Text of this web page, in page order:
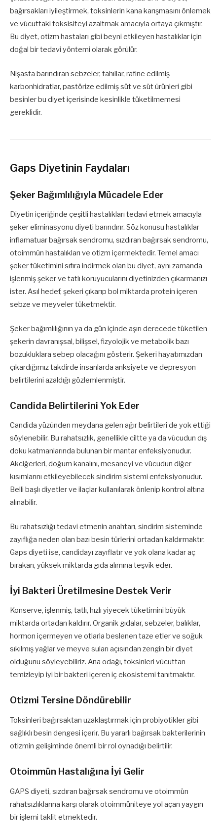
bağırsakları iyileştirmek, toksinlerin kana karışmasını önlemek
ve vücuttaki toksisiteyi azaltmak amacıyla ortaya çıkmıştır.
Bu diyet, otizm hastaları gibi beyni etkileyen hastalıklar için
doğal bir tedavi yöntemi olarak görülür.
Nişasta barındıran sebzeler, tahıllar, rafine edilmiş
karbonhidratlar, pastörize edilmiş süt ve süt ürünleri gibi
besinler bu diyet içerisinde kesinlikle tüketilmemesi
gereklidir.
Gaps Diyetinin Faydaları
Şeker Bağımlılığıyla Mücadele Eder
Diyetin içeriğinde çeşitli hastalıkları tedavi etmek amacıyla
şeker eliminasyonu diyeti barındırır. Söz konusu hastalıklar
inflamatuar bağırsak sendromu, sızdıran bağırsak sendromu,
otoimmün hastalıkları ve otizm içermektedir. Temel amacı
şeker tüketimini sıfıra indirmek olan bu diyet, aynı zamanda
işlenmiş şeker ve tatlı koruyucularını diyetinizden çıkarmanızı
ister. Asıl hedef, şekeri çıkarıp bol miktarda protein içeren
sebze ve meyveler tüketmektir.
Şeker bağımlılığının ya da gün içinde aşırı derecede tüketilen
şekerin davranışsal, bilişsel, fizyolojik ve metabolik bazı
bozukluklara sebep olacağını gösterir. Şekeri hayatımızdan
çıkardığımız takdirde insanlarda anksiyete ve depresyon
belirtilerini azaldığı gözlemlenmiştir.
Candida Belirtilerini Yok Eder
Candida yüzünden meydana gelen ağır belirtileri de yok ettiği
söylenebilir. Bu rahatsızlık, genellikle ciltte ya da vücudun dış
doku katmanlarında bulunan bir mantar enfeksiyonudur.
Akciğerleri, doğum kanalını, mesaneyi ve vücudun diğer
kısımlarını etkileyebilecek sindirim sistemi enfeksiyonudur.
Belli başlı diyetler ve ilaçlar kullanılarak önlenip kontrol altına
alınabilir.
Bu rahatsızlığı tedavi etmenin anahtarı, sindirim sisteminde
zayıflığa neden olan bazı besin türlerini ortadan kaldırmaktır.
Gaps diyeti ise, candidayı zayıflatır ve yok olana kadar aç
bırakan, yüksek miktarda gıda alımına teşvik eder.
İyi Bakteri Üretilmesine Destek Verir
Konserve, işlenmiş, tatlı, hızlı yiyecek tüketimini büyük
miktarda ortadan kaldırır. Organik gıdalar, sebzeler, balıklar,
hormon içermeyen ve otlarla beslenen taze etler ve soğuk
sıkılmış yağlar ve meyve suları açısından zengin bir diyet
olduğunu söyleyebiliriz. Ana odağı, toksinleri vücuttan
temizleyip iyi bir bakteri içeren iç ekosistemi tanıtmaktır.
Otizmi Tersine Döndürebilir
Toksinleri bağırsaktan uzaklaştırmak için probiyotikler gibi
sağlıklı besin dengesi içerir. Bu yararlı bağırsak bakterilerinin
otizmin gelişiminde önemli bir rol oynadığı belirtilir.
Otoimmün Hastalığına İyi Gelir
GAPS diyeti, sızdıran bağırsak sendromu ve otoimmün
rahatsızlıklarına karşı olarak otoimmüniteye yol açan yaygın
bir işlemi taklit etmektedir.